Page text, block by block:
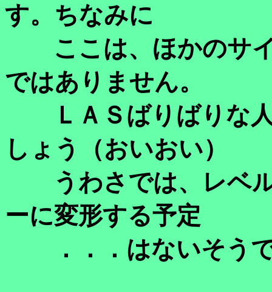
す。ちなみに
ここは、ほかのサイ
ではありません。
ＬＡＳばりばりな人
しょう（おいおい）
うわさでは、レベル
ーに変形する予定
．．．はないそうで